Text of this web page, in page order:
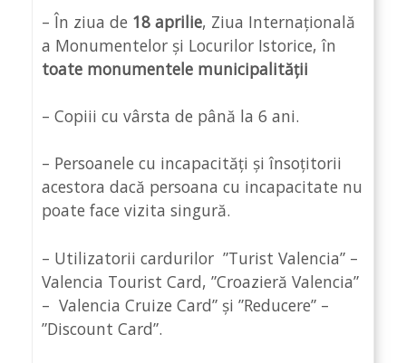
– În ziua de 18 aprilie, Ziua Internațională
a Monumentelor și Locurilor Istorice, în
toate monumentele municipalității
– Copiii cu vârsta de până la 6 ani.
– Persoanele cu incapacități și însoțitorii
acestora dacă persoana cu incapacitate nu
poate face vizita singură.
– Utilizatorii cardurilor ”Turist Valencia” –
Valencia Tourist Card, ”Croazieră Valencia”
– Valencia Cruize Card” și ”Reducere” –
”Discount Card”.